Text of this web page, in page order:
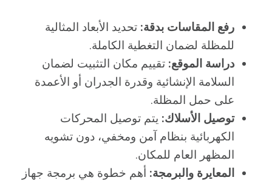
رفع المقاسات بدقة: تحديد الأبعاد المثالية
للمظلة لضمان التغطية الكاملة.
دراسة الموقع: تقييم مكان التثبيت لضمان
السلامة الإنشائية وقدرة الجدران أو الأعمدة
على حمل المظلة.
توصيل الأسلاك: يتم توصيل المحركات
الكهربائية بنظام آمن ومخفي، دون تشويه
المظهر العام للمكان.
المعايرة والبرمجة: أهم خطوة هي برمجة جهاز